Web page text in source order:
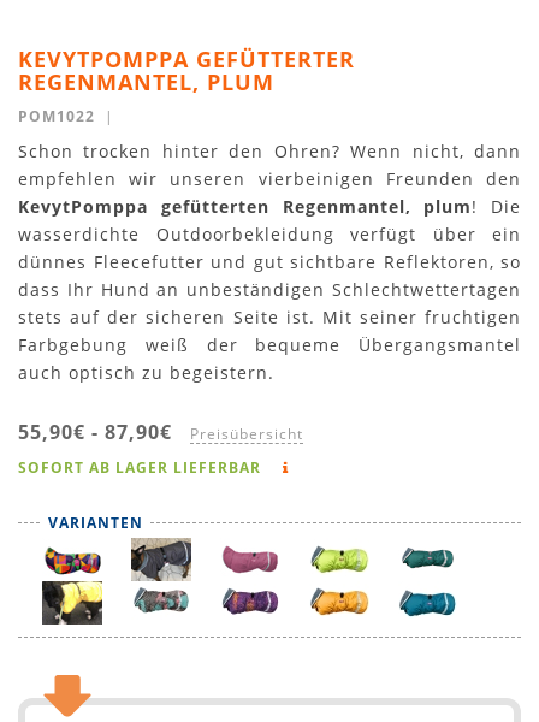
KEVYTPOMPPA GEFÜTTERTER
REGENMANTEL, PLUM
POM1022 |
Schon trocken hinter den Ohren? Wenn nicht, dann
empfehlen wir unseren vierbeinigen Freunden den
KevytPomppa gefütterten Regenmantel, plum! Die
wasserdichte Outdoorbekleidung verfügt über ein
dünnes Fleecefutter und gut sichtbare Reflektoren, so
dass Ihr Hund an unbeständigen Schlechtwettertagen
stets auf der sicheren Seite ist. Mit seiner fruchtigen
Farbgebung weiß der bequeme Übergangsmantel
auch optisch zu begeistern.
55,90€ - 87,90€ Preisübersicht
SOFORT AB LAGER LIEFERBAR
VARIANTEN